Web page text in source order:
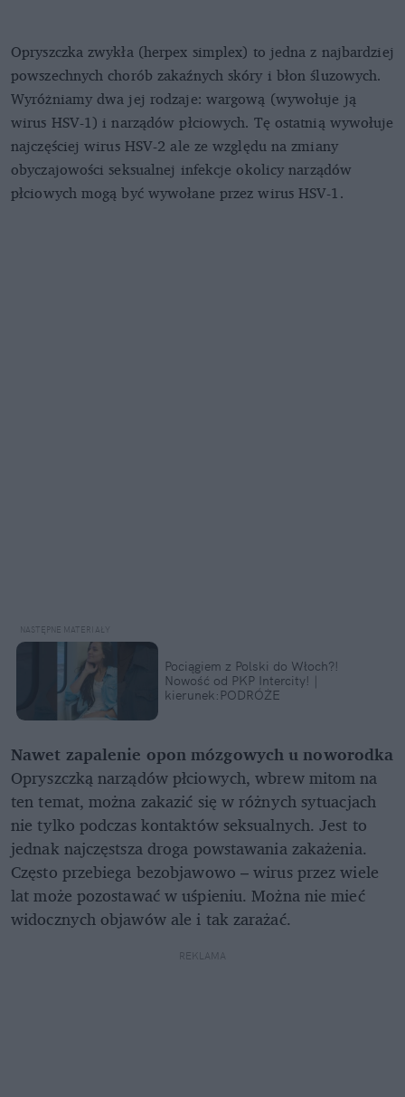
Opryszczka zwykła (herpex simplex) to jedna z najbardziej
powszechnych chorób zakaźnych skóry i błon śluzowych.
Wyróżniamy dwa jej rodzaje: wargową (wywołuje ją
wirus HSV-1) i narządów płciowych. Tę ostatnią wywołuje
najczęściej wirus HSV-2 ale ze względu na zmiany
obyczajowości seksualnej infekcje okolicy narządów
płciowych mogą być wywołane przez wirus HSV-1.
Pociągiem z Polski do Włoch?!
Nowość od PKP Intercity! |
kierunek:PODRÓŻE
Nawet zapalenie opon mózgowych u noworodka
Opryszczką narządów płciowych, wbrew mitom na
ten temat, można zakazić się w różnych sytuacjach
nie tylko podczas kontaktów seksualnych. Jest to
jednak najczęstsza droga powstawania zakażenia.
Często przebiega bezobjawowo – wirus przez wiele
lat może pozostawać w uśpieniu. Można nie mieć
widocznych objawów ale i tak zarażać.
REKLAMA